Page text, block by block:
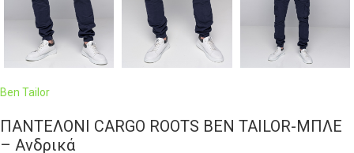
Ben Tailor
ΠΑΝΤΕΛΟΝΙ CARGO ROOTS BEN TAILOR-ΜΠΛΕ
– Ανδρικά